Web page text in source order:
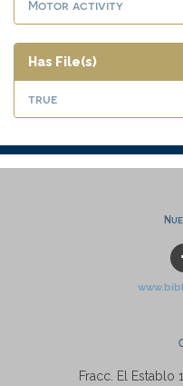
Motor activity
Has File(s)
true
Fracc. El Establo